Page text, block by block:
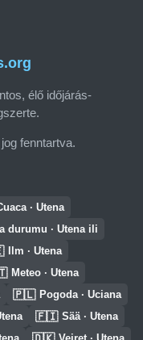
élő időjárás-
fenntartva.
· Utena
durumu · Utena ili
Ilm · Utena
Meteo · Utena
🇵🇱 Pogoda · Uciana
🇫🇮 Sää · Utena